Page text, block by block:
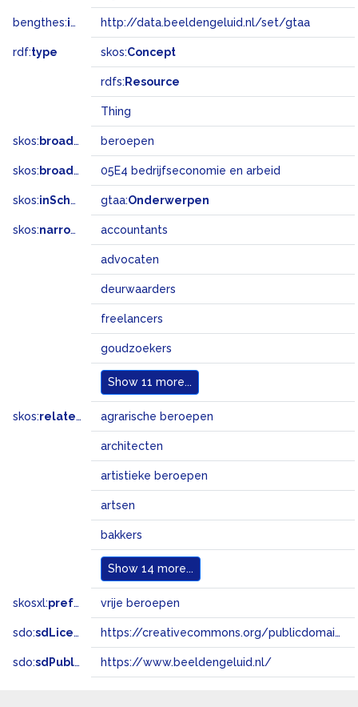
bengthes:inSet http://data.beeldengeluid.nl/set/gtaa
rdf:type skos:Concept
rdfs: Resource
Thing
skos: broader beroepen
skos: broadMatch 05E4 bedrijfseconomie en arbeid
skos:inScheme gtaa:Onderwerpen
skos:narrower accountants
advocaten
deurwaarders
freelancers
goudzoekers
Show 11 more...
skos:related agrarische beroepen
architecten
artistieke beroepen
artsen
bakkers
Show 14 more...
skosxl:prefLabel vrije beroepen
sdo:sdLicense https://creativecommons.org/publicdomain/zero/1.0/
sdo:sdPublisher https://www.beeldengeluid.nl/